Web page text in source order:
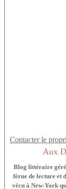
Contacter le
Aux
Blog littéraire
férue de lecture et
vécu à New-York